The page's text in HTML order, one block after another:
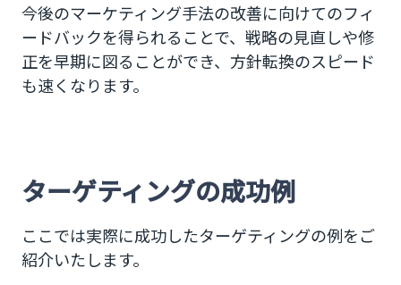
今後のマーケティング手法の改善に向けてのフィ
ードバックを得られることで、戦略の見直しや修
正を早期に図ることができ、方針転換のスピード
も速くなります。
ターゲティングの成功例
ここでは実際に成功したターゲティングの例をご
紹介いたします。